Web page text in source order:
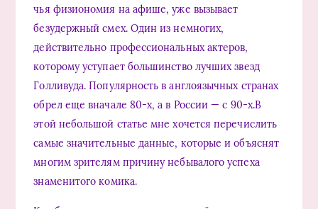
чья физиономия на афише, уже вызывает
безудержный смех. Один из немногих,
действительно профессиональных актеров,
которому уступает большинство лучших звезд
Голливуда. Популярность в англоязычных странах
обрел еще вначале 80-х, а в России — с 90-х.В
этой небольшой статье мне хочется перечислить
самые значительные данные, которые и объяснят
многим зрителям причину небывалого успеха
знаменитого комика.